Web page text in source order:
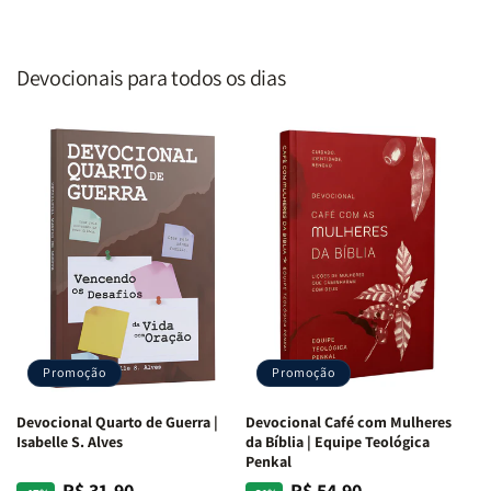
Devocionais para todos os dias
Promoção
Devocional Quarto de Guerra |
Isabelle S. Alves
Promoção
Devocional Café com Mulheres
da Bíblia | Equipe Teológica
Penkal